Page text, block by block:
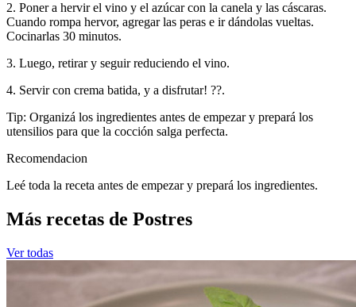
2. Poner a hervir el vino y el azúcar con la canela y las cáscaras.
Cuando rompa hervor, agregar las peras e ir dándolas vueltas.
Cocinarlas 30 minutos.
3. Luego, retirar y seguir reduciendo el vino.
4. Servir con crema batida, y a disfrutar! ??.
Tip: Organizá los ingredientes antes de empezar y prepará los
utensilios para que la cocción salga perfecta.
Recomendacion
Leé toda la receta antes de empezar y prepará los ingredientes.
Más recetas de Postres
Ver todas